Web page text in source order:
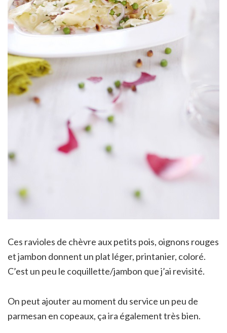
Ces ravioles de chèvre aux petits pois, oignons rouges
et jambon donnent un plat léger, printanier, coloré.
C’est un peu le coquillette/jambon que j’ai revisité.
On peut ajouter au moment du service un peu de
parmesan en copeaux, ça ira également très bien.